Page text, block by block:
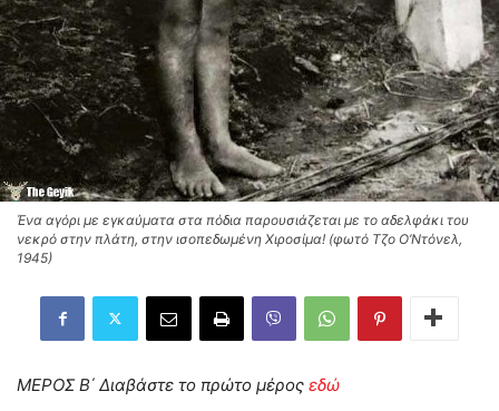
Ένα αγόρι με εγκαύματα στα πόδια παρουσιάζεται με το αδελφάκι του
νεκρό στην πλάτη, στην ισοπεδωμένη Χιροσίμα! (φωτό Τζο Ο’Ντόνελ,
1945)
ΜΕΡΟΣ Β΄ Διαβάστε το πρώτο μέρος εδώ